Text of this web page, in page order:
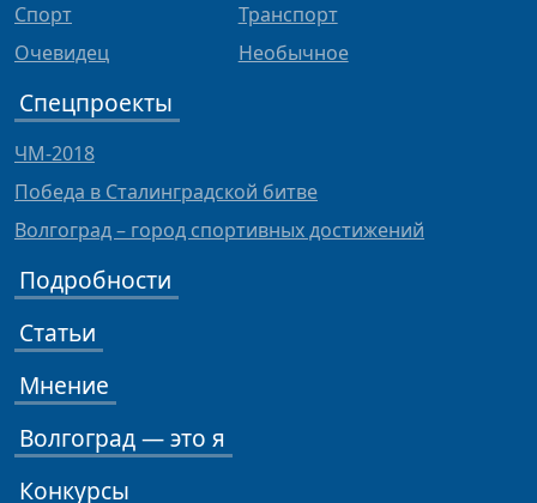
Спорт
Очевидец
Транспорт
Необычное
Спецпроекты
ЧМ-2018
Победа в Сталинградской битве
Волгоград – город спортивных достижений
Подробности
Статьи
Мнение
Волгоград — это я
Конкурсы